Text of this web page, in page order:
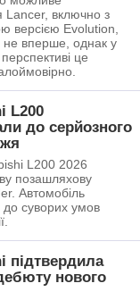
Lancer, включно з
версією Evolution,
не вперше, однак у
це
L200
до серйозного
L200 2026
позашляхову
Автомобіль
до суворих умов
підтвердила
нового